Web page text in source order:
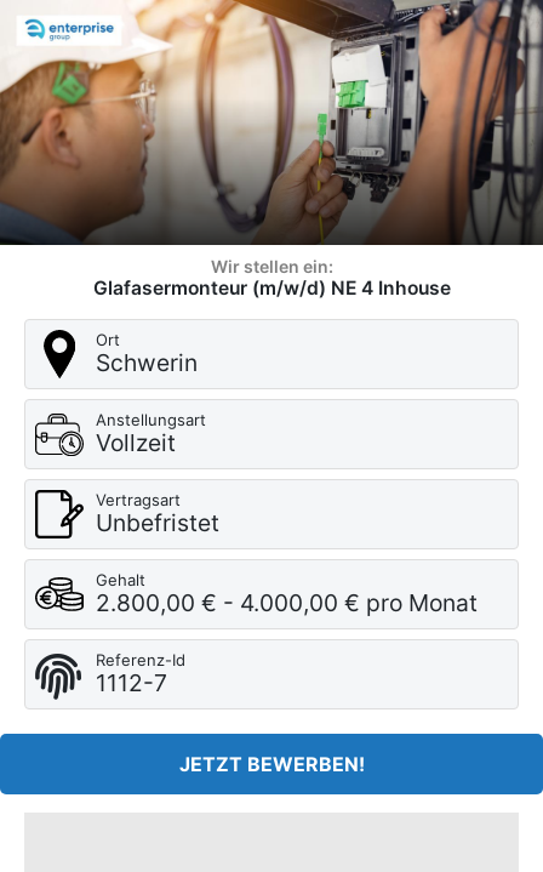
Wir stellen ein:
Glafasermonteur (m/w/d) NE 4 Inhouse
Ort
Schwerin
Anstellungsart
Vollzeit
Vertragsart
Unbefristet
Gehalt
2.800,00 € - 4.000,00 € pro Monat
Referenz-Id
1112-7
JETZT BEWERBEN!